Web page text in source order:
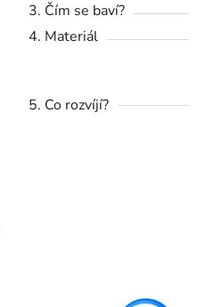
3. Čím se baví?
4. Materiál
5. Co rozvíjí?